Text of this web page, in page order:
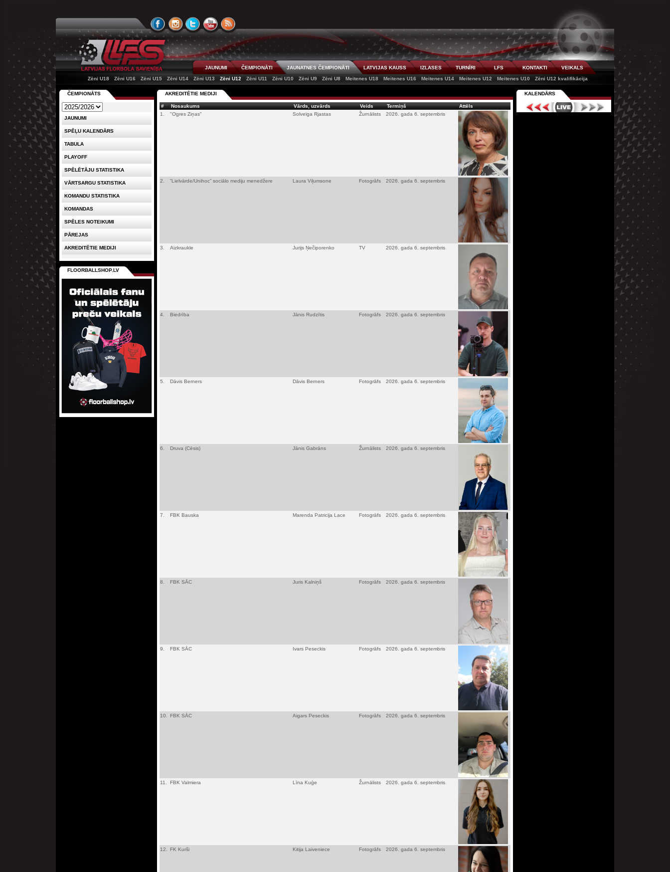
JAUNUMI ČEMPIONĀTI JAUNATNES ČEMPIONĀTI LATVIJAS KAUSS IZLASES TURNĪRI LFS KONTAKTI
VEIKALS
Zēni U18
Zēni U16 Zēni U15 Zēni U14 Zēni U13 Zēni U12 Zēni U11 Zēni U10 Zēni U9 Zēni U8 Meitenes U18 Meitenes U16 Meitenes U14 Meitenes U12 Meitenes U10 Zēni U12 kvalifikācija
AKREDITĒTIE MEDIJI
# Nosaukums Vārds, uzvārds Veids Termiņš
Attēls
1.
"Ogres Ziņas" Solveiga Rjastas Žurnālists 2026. gada 6. septembris
2. “Lielvārde/Unihoc” sociālo mediju menedžere Laura Viļumsone Fotogrāfs 2026. gada 6. septembris
3. Aizkraukle Jurijs Ņečiporenko TV 2026. gada 6. septembris
4. Biedrība Jānis Rudzītis Fotogrāfs 2026. gada 6. septembris
5. Dāvis Berners Dāvis Berners Fotogrāfs 2026. gada 6. septembris
6. Druva (Cēsis) Jānis Gabrāns Žurnālists 2026. gada 6. septembris
7. FBK Bauska Marenda Patricija Lace Fotogrāfs 2026. gada 6. septembris
8. FBK SĀC Juris Kalniņš Fotogrāfs 2026. gada 6. septembris
9. FBK SĀC Ivars Peseckis Fotogrāfs 2026. gada 6. septembris
10. FBK SĀC Aigars Peseckis Fotogrāfs 2026. gada 6. septembris
11. FBK Valmiera Līna Kuģe Žurnālists 2026. gada 6. septembris
12. FK Kurši Kitija Laiveniece Fotogrāfs 2026. gada 6. septembris
ČEMPIONĀTS
JAUNUMI
SPĒĻU KALENDĀRS
TABULA
PLAYOFF
SPĒLĒTĀJU STATISTIKA
VĀRTSARGU STATISTIKA
KOMANDU STATISTIKA
KOMANDAS
SPĒLES NOTEIKUMI
PĀREJAS
AKREDITĒTIE MEDIJI
FLOORBALLSHOP.LV
KALENDĀRS